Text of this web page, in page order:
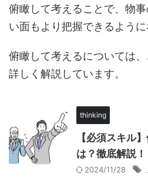
俯瞰して考えることで、物
い面もより把握できるように
俯瞰して考えるについては
詳しく解説しています。
thinking
【必須スキル
は？徹底解説！
2024/11/28